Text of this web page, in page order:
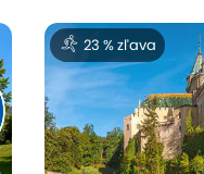
23 % zľava